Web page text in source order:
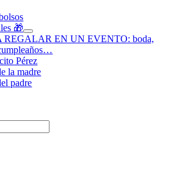
🎁
REGALAR EN UN EVENTO: boda,
Pérez
la madre
padre